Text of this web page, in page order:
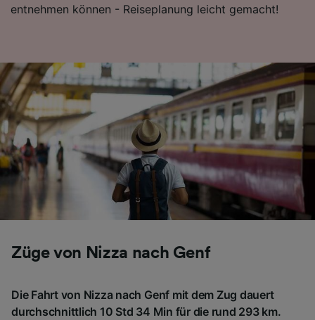
entnehmen können - Reiseplanung leicht gemacht!
Züge von Nizza nach Genf
Die Fahrt von Nizza nach Genf mit dem Zug dauert
durchschnittlich 10 Std 34 Min für die rund 293 km.